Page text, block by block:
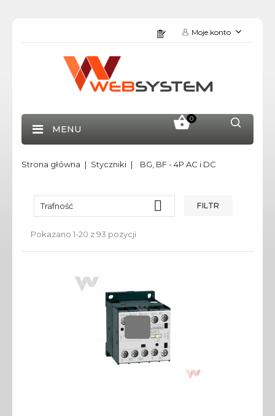
Moje konto
0
MENU
Strona główna Styczniki BG, BF - 4P AC i DC
Trafność  FILTR
Pokazano 1-20 z 93 pozycji